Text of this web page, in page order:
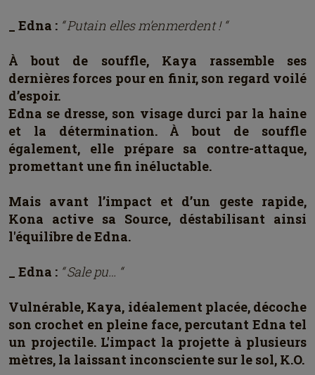
_ Edna : “ Putain elles m’enmerdent ! “
À bout de souffle, Kaya rassemble ses
dernières forces pour en finir, son regard voilé
d’espoir.
Edna se dresse, son visage durci par la haine
et la détermination. À bout de souffle
également, elle prépare sa contre-attaque,
promettant une fin inéluctable.
Mais avant l’impact et d’un geste rapide,
Kona active sa Source, déstabilisant ainsi
l'équilibre de Edna.
_ Edna : “ Sale pu… “
Vulnérable, Kaya, idéalement placée, décoche
son crochet en pleine face, percutant Edna tel
un projectile. L'impact la projette à plusieurs
mètres, la laissant inconsciente sur le sol, K.O.